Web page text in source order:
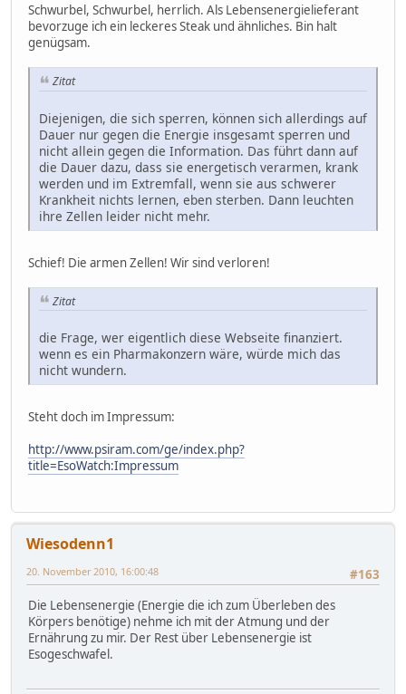
Schwurbel, Schwurbel, herrlich. Als Lebensenergielieferant
bevorzuge ich ein leckeres Steak und ähnliches. Bin halt
genügsam.
Zitat
Diejenigen, die sich sperren, können sich allerdings auf
Dauer nur gegen die Energie insgesamt sperren und
nicht allein gegen die Information. Das führt dann auf
die Dauer dazu, dass sie energetisch verarmen, krank
werden und im Extremfall, wenn sie aus schwerer
Krankheit nichts lernen, eben sterben. Dann leuchten
ihre Zellen leider nicht mehr.
Schief! Die armen Zellen! Wir sind verloren!
Zitat
die Frage, wer eigentlich diese Webseite finanziert.
wenn es ein Pharmakonzern wäre, würde mich das
nicht wundern.
Steht doch im Impressum:
http://www.psiram.com/ge/index.php?
title=EsoWatch:Impressum
Wiesodenn1
#163
20. November 2010, 16:00:48
Die Lebensenergie (Energie die ich zum Überleben des
Körpers benötige) nehme ich mit der Atmung und der
Ernährung zu mir. Der Rest über Lebensenergie ist
Esogeschwafel.